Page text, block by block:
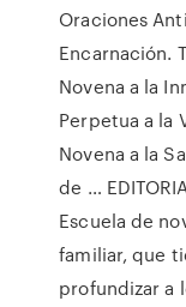
Oraciones
Encarnación.
Novena a la
Perpetua a la
Novena a la
de …
Escuela de
familiar, que
profundizar a